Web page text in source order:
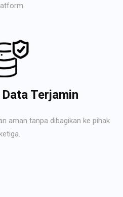
Terjamin
aman tanpa dibagikan ke pihak